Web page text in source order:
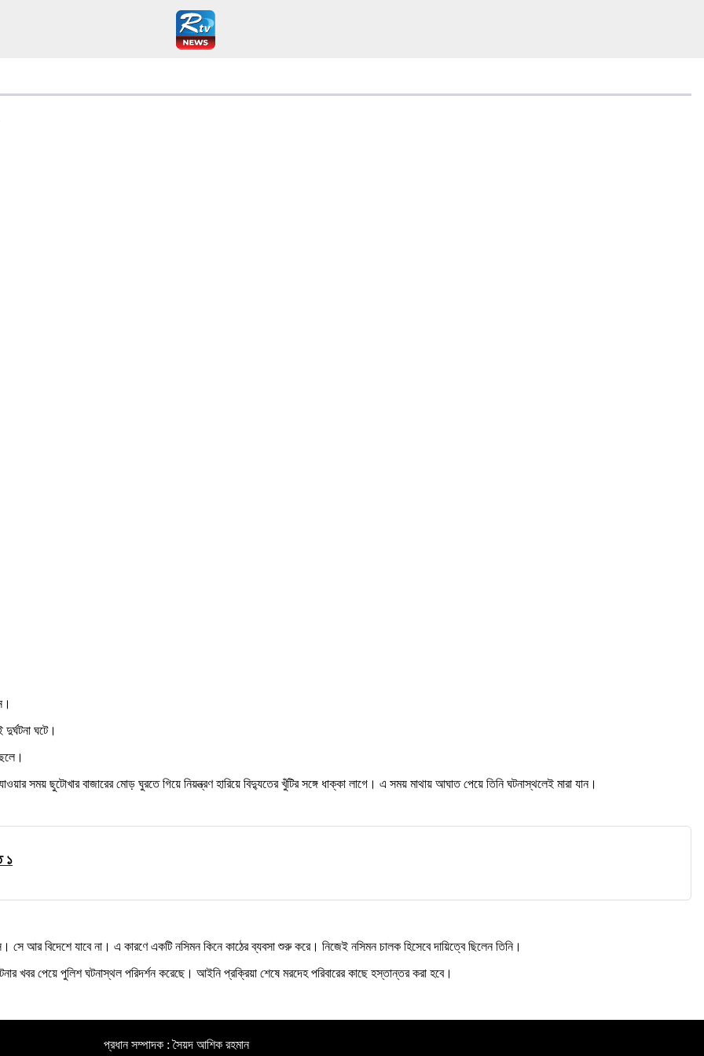
ঘটে।
সময় ছুটোখার বাজারের মোড় ঘুরতে গিয়ে নিয়ন্ত্রণ হারিয়ে বিদ্যুতের খুঁটির সঙ্গে ধাক্কা লাগে। এ সময় মাথায় আঘাত পেয়ে তিনি ঘটনাস্থলেই মারা যান।
১
আর বিদেশে যাবে না। এ কারণে একটি নসিমন কিনে কাঠের ব্যবসা শুরু করে। নিজেই নসিমন চালক হিসেবে দায়িত্বে ছিলেন তিনি।
খবর পেয়ে পুলিশ ঘটনাস্থল পরিদর্শন করেছে। আইনি প্রক্রিয়া শেষে মরদেহ পরিবারের কাছে হস্তান্তর করা হবে।
প্রধান সম্পাদক : সৈয়দ আশিক রহমান